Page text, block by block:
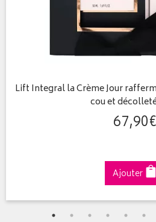
Lift Integral la Crème Jour
cou et
67,90€
Ajouter